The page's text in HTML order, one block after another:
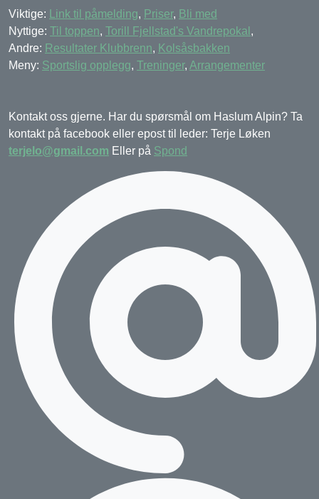
Viktige:
Link til påmelding, Priser, Bli med
Nyttige: Til toppen, Torill Fjellstad's Vandrepokal ,
Andre: Resultater Klubbrenn, Kolsåsbakken
Meny: Sportslig opplegg, Treninger, Arrangementer
Kontakt oss gjerne. Har du spørsmål om Haslum Alpin? Ta
kontakt på facebook eller epost til leder: Terje Løken
terjelo@gmail.com Eller på Spond